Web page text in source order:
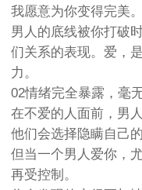
我愿意为你变得完美
男人的底线被你打破
们关系的表现。爱，
力。
02情绪完全暴露，毫
在不爱的人面前，男
他们会选择隐瞒自己
但当一个男人爱你，
再受控制。